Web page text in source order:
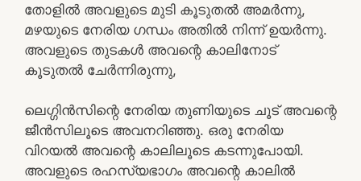
തോളിൽ അവളുടെ മുടി കൂടുതൽ അമർന്നു,
മഴയുടെ നേരിയ ഗന്ധം അതിൽ നിന്ന് ഉയർന്നു.
അവളുടെ തുടകൾ അവന്റെ കാലിനോട്
കൂടുതൽ ചേർന്നിരുന്നു,
ലെഗ്ഗിൻസിന്റെ നേരിയ തുണിയുടെ ചൂട് അവന്റെ
ജീൻസിലൂടെ അവനറിഞ്ഞു. ഒരു നേരിയ
വിറയൽ അവന്റെ കാലിലൂടെ കടന്നുപോയി.
അവളുടെ രഹസ്യഭാഗം അവന്റെ കാലിൽ